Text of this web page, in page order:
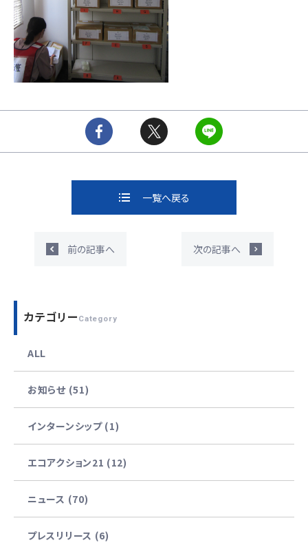
一覧へ戻る
前の記事へ 次の記事へ
カテゴリー Category
ALL
お知らせ (51)
インターンシップ (1)
エコアクション21 (12)
ニュース (70)
プレスリリース (6)